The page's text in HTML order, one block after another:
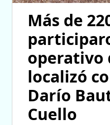
Más de
operativo
localizó
Darío
Cuello